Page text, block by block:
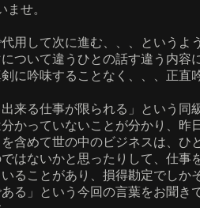
せ。
用して次に進む、、、という
ついて違うひとの話す違う内
に吟味することなく、、、正
来る仕事が限られる」という
かっていないことが分かり、
含めて世の中のビジネスは、
はないかと思ったりして、仕
ることがあり、損得勘定でしか
る」という今回の言葉をお聞